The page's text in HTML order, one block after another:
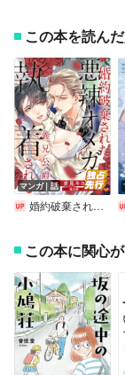
この本を読ん
マンガ｜話
婚約破棄された悪辣オメガは義兄公爵に執着される 【連載版】
この本に関心